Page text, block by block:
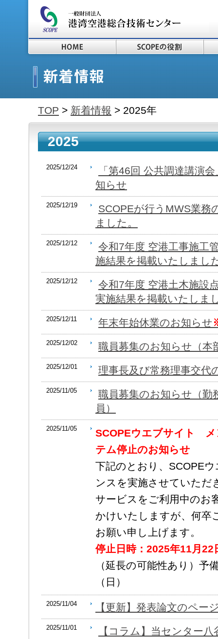
TOP > 新着情報 > 2025年
2025
2025/12/24
「第46回 公共調達講演
知らせ
2025/12/19
SCOPEが行うMWS業務
ました。
2025/12/12
令和7年度 空港工事施工
施結果を掲載いたしまし
2025/12/12
令和7年度 空港土木施設
実施結果を掲載いたしま
2025/12/11 年末年始休業のお知らせ
2025/12/02 職員募集のお知らせ（本
2025/12/01 理事長及び常務理事交代
2025/11/05
職員募集のお知らせ（勤
員）
2025/11/05
SCOPEウエブサイト
テム停止のお知らせ
下記のとおり、SCOPE
ンスを実施させていただ
サービスをご利用中のお
かけいたしますが、何卒
お願い申し上げます。
停止日時：2025年11月
（延長の可能性あり）
（日）
2025/11/04 【更新】発表論文のペー
2025/11/01
【コラム】当センター